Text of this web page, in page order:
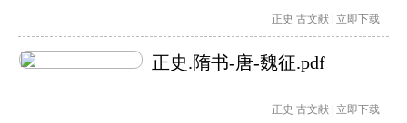
正史 古文献 立即下载
正史.隋书-唐-魏征.pdf
正史 古文献 立即下载